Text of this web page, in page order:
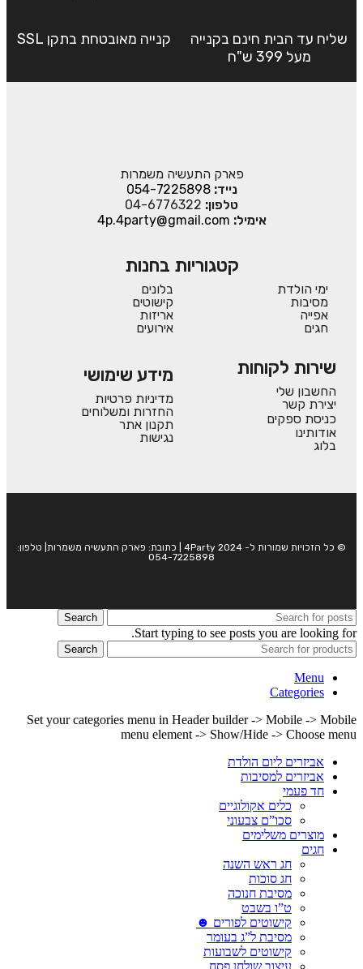
שליח עד הבית חינם בקנייה
מעל 399 ש"ח
קנייה מאובטחת בתקן SSL
פארק התעשיה משמרות
נייד:054-7225898
טלפון: 04-6776322
אימיל: 4p.4party@gmail.com
קטגוריות בחנות
ימי הולדת
מסיבות
אפייה
חגים
בלונים
קישוטים
אריזות
אירועים
שירות לקוחות
החשבון שלי
יצירת קשר
כניסת ספקים
אודותינו
בלוג
מידע שימושי
מדיניות פרטיות
החזרות ומשלוחים
תקנון אתר
נגישות
© כל הזכויות שמורות ל- 4Party 2024 | כתובת: פארק התעשיה משמרות| טלפון:
054-7225898
Search
Start typing to see posts you are looking for.
Search
Menu
Categories
Set your categories menu in Header builder -> Mobile -> Mobile
menu element -> Show/Hide -> Choose menu
אביזרים ליום הולדת
אביזרים למסיבות
חד פעמי
כלים אקולוגיים
סכו”ם צבעוני
מוצרים משלימים
חגים
חג ראש השנה
חג סוכות
מסיבת חנוכה
ט”ו בשבט
קישוטים לפורים ☻
מסיבת ל”ג בעומר
קישוטים לשבועות
עיצוב שולחן פסח